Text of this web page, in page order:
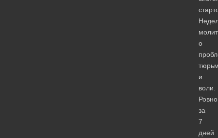
о
и
воли.
Ровно
за
7
дней